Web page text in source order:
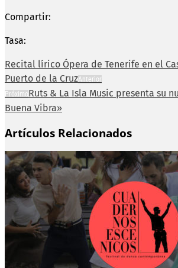
Compartir:
Tasa:
Recital lírico Ópera de Tenerife en el
Puerto de la CruzAnterior
PróximoRuts & La Isla Music presenta su
Buena Vibra»
Artículos Relacionados